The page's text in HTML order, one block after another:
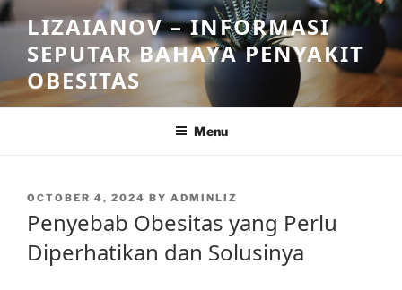
Skip
to
content
LIZAIANOV – INFORMASI
SEPUTAR BAHAYA PENYAKIT
OBESITAS
Menu
POSTED
OCTOBER 4, 2024 BY ADMINLIZ
Penyebab Obesitas yang Perlu
Diperhatikan dan Solusinya